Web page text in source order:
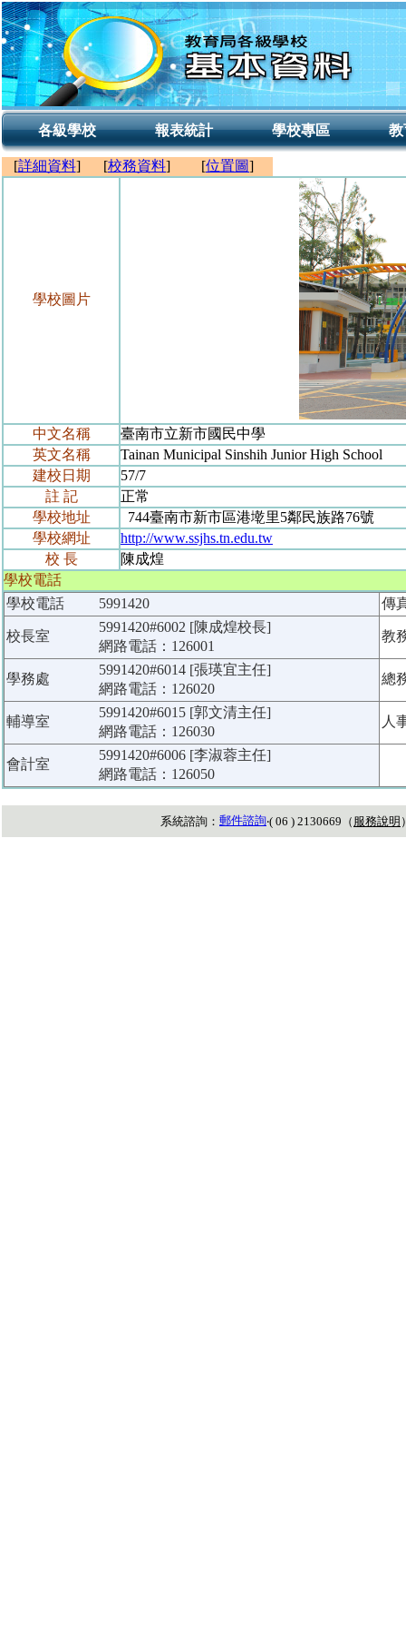
各級學校 報表統計 學校專區 教
[詳細資料] [校務資料] [位置圖]
學校圖片
中文名稱
臺南市立新市國民中學
英文名稱
Tainan Municipal Sinshih Junior High School
建校日期
57/7
註 記
正常
學校地址
744臺南市新市區港墘里5鄰民族路76號
學校網址
http://www.ssjhs.tn.edu.tw
校 長
陳成煌
學校電話
學校電話
5991420 傳
校長室
5991420#6002 [陳成煌校長]
網路電話：126001
教
學務處
5991420#6014 [張瑛宜主任]
網路電話：126020
總
輔導室
5991420#6015 [郭文清主任]
網路電話：126030
人
會計室
5991420#6006 [李淑蓉主任]
網路電話：126050
系統諮詢： 郵件諮詢‧( 06 ) 2130669（ 服務說明